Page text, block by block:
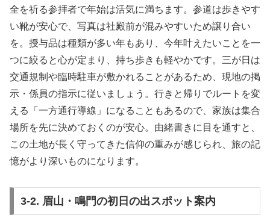
全を祈る参拝者で年始は活気に満ちます。参道は歩きやす
い靴が安心で、写真は社殿前が混みやすいため譲り合い
を。授与品は種類が多い年もあり、今年叶えたいことを一
つに絞ると心が定まり、持ち歩きも軽やかです。三が日は
交通規制や臨時駐車が敷かれることがあるため、現地の掲
示・係員の指示に従いましょう。行きと帰りでルートを変
える「一方通行導線」になることもあるので、家族は集合
場所を先に決めておくのが安心。由緒書きに目を通すと、
この土地が長く守ってきた信仰の重みが感じられ、旅の記
憶がより深いものになります。
3-2. 眉山・鳴門の初日の出スポット案内